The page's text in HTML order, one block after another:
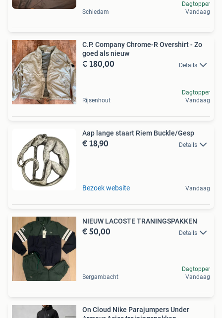
Schiedam
Dagtopper
Vandaag
C.P. Company Chrome-R Overshirt - Zo
goed als nieuw
€ 180,00 Details
Rijsenhout
Dagtopper
Vandaag
Aap lange staart Riem Buckle/Gesp
€ 18,90 Details
Bezoek website Vandaag
NIEUW LACOSTE TRANINGSPAKKEN
€ 50,00 Details
Bergambacht
Dagtopper
Vandaag
On Cloud Nike Parajumpers Under